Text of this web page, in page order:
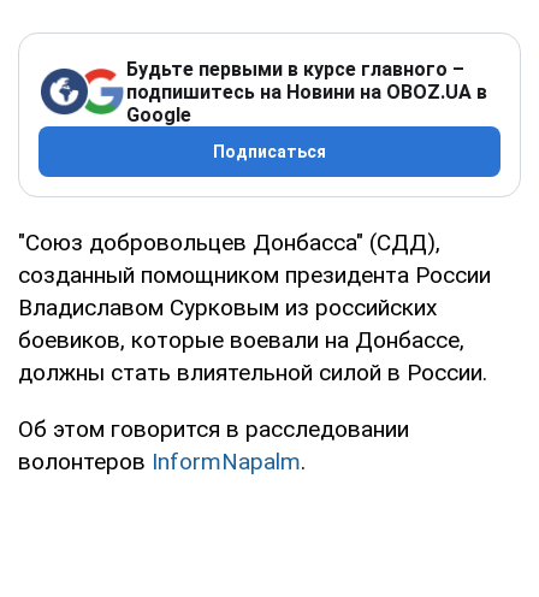
Будьте первыми в курсе главного –
подпишитесь на Новини на OBOZ.UA в
Google
Подписаться
"Союз добровольцев Донбасса" (СДД),
созданный помощником президента России
Владиславом Сурковым из российских
боевиков, которые воевали на Донбассе,
должны стать влиятельной силой в России.
Об этом говорится в расследовании
волонтеров InformNapalm.